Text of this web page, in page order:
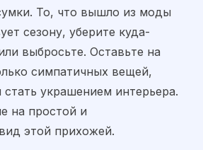
То, что вышло из моды
сезону, уберите куда-
выбросьте. Оставьте на
симпатичных вещей,
украшением интерьера.
на простой и
этой прихожей.